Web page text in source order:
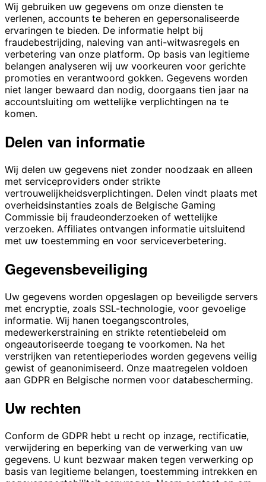
Wij gebruiken uw gegevens om onze diensten te
verlenen, accounts te beheren en gepersonaliseerde
ervaringen te bieden. De informatie helpt bij
fraudebestrijding, naleving van anti-witwasregels en
verbetering van onze platform. Op basis van legitieme
belangen analyseren wij uw voorkeuren voor gerichte
promoties en verantwoord gokken. Gegevens worden
niet langer bewaard dan nodig, doorgaans tien jaar na
accountsluiting om wettelijke verplichtingen na te
komen.
Delen van informatie
Wij delen uw gegevens niet zonder noodzaak en alleen
met serviceproviders onder strikte
vertrouwelijkheidsverplichtingen. Delen vindt plaats met
overheidsinstanties zoals de Belgische Gaming
Commissie bij fraudeonderzoeken of wettelijke
verzoeken. Affiliates ontvangen informatie uitsluitend
met uw toestemming en voor serviceverbetering.
Gegevensbeveiliging
Uw gegevens worden opgeslagen op beveiligde servers
met encryptie, zoals SSL-technologie, voor gevoelige
informatie. Wij hanen toegangscontroles,
medewerkerstraining en strikte retentiebeleid om
ongeautoriseerde toegang te voorkomen. Na het
verstrijken van retentieperiodes worden gegevens veilig
gewist of geanonimiseerd. Onze maatregelen voldoen
aan GDPR en Belgische normen voor databescherming.
Uw rechten
Conform de GDPR hebt u recht op inzage, rectificatie,
verwijdering en beperking van de verwerking van uw
gegevens. U kunt bezwaar maken tegen verwerking op
basis van legitieme belangen, toestemming intrekken en